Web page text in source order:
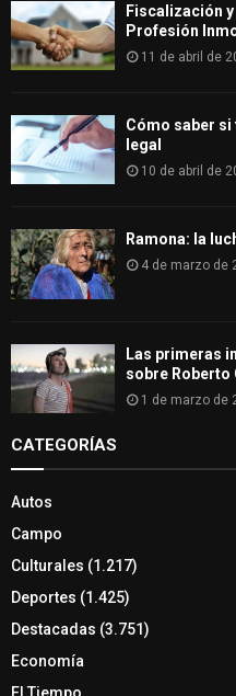
Fiscalización
Profesión
11 de abril de
Cómo saber
legal
10 de abril de
Ramona: la
4 de marzo de
Las primeras
sobre Roberto
1 de marzo de
CATEGORÍAS
Autos
Campo
Culturales (1.217)
Deportes (1.425)
Destacadas (3.751)
Economía